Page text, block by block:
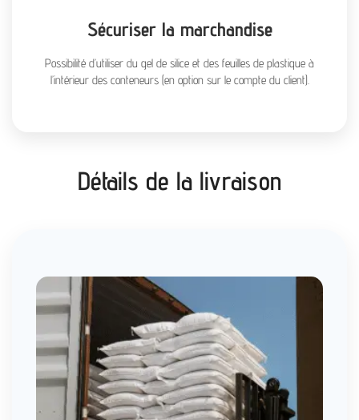
Sécuriser la marchandise
Possibilité d’utiliser du gel de silice et des feuilles de plastique à
l’intérieur des conteneurs (en option sur le compte du client).
Détails de la livraison